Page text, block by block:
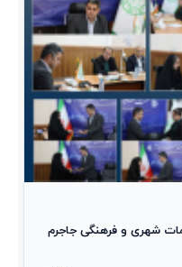
شهری و فرهنگی جاجرم